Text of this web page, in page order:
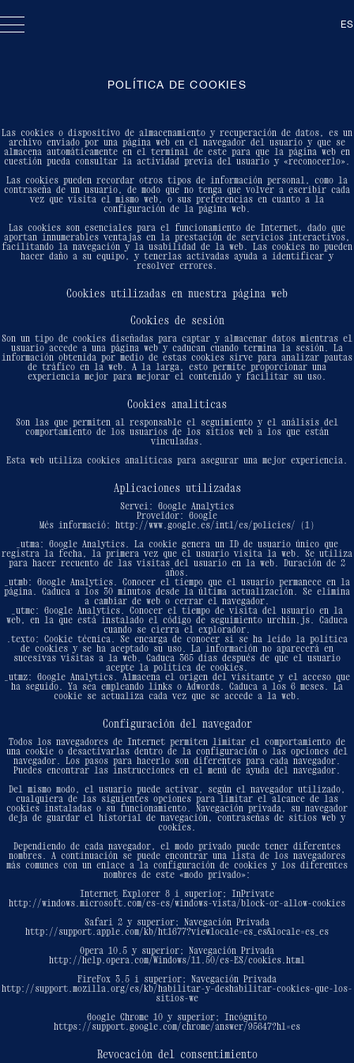
ES
POLÍTICA DE COOKIES
Las cookies o dispositivo de almacenamiento y recuperación de datos, es un
archivo enviado por una página web en el navegador del usuario y que se
almacena automáticamente en el terminal de este para que la página web en
cuestión pueda consultar la actividad previa del usuario y «reconocerlo».
Las cookies pueden recordar otros tipos de información personal, como la
contraseña de un usuario, de modo que no tenga que volver a escribir cada
vez que visita el mismo web, o sus preferencias en cuanto a la
configuración de la página web.
Las cookies son esenciales para el funcionamiento de Internet, dado que
aportan innumerables ventajas en la prestación de servicios interactivos,
facilitando la navegación y la usabilidad de la web. Las cookies no pueden
hacer daño a su equipo, y tenerlas activadas ayuda a identificar y
resolver errores.
Cookies utilizadas en nuestra página web
Cookies de sesión
Son un tipo de cookies diseñadas para captar y almacenar datos mientras el
usuario accede a una página web y caducan cuando termina la sesión. La
información obtenida por medio de estas cookies sirve para analizar pautas
de tráfico en la web. A la larga, esto permite proporcionar una
experiencia mejor para mejorar el contenido y facilitar su uso.
Cookies analíticas
Son las que permiten al responsable el seguimiento y el análisis del
comportamiento de los usuarios de los sitios web a los que están
vinculadas.
Esta web utiliza cookies analíticas para asegurar una mejor experiencia.
Aplicaciones utilizadas
Servei: Google Analytics
Proveïdor: Google
Més informació: http://www.google.es/intl/es/policies/ (1)
_utma: Google Analytics. La cookie genera un ID de usuario único que
registra la fecha, la primera vez que el usuario visita la web. Se utiliza
para hacer recuento de las visitas del usuario en la web. Duración de 2
años.
_utmb: Google Analytics. Conocer el tiempo que el usuario permanece en la
página. Caduca a los 30 minutos desde la última actualización. Se elimina
a cambiar de web o cerrar el navegador.
_utmc: Google Analytics. Conocer el tiempo de visita del usuario en la
web, en la que está instalado el código de seguimiento urchin.js. Caduca
cuando se cierra el explorador.
.texto: Cookie técnica. Se encarga de conocer si se ha leído la política
de cookies y se ha aceptado su uso. La información no aparecerá en
sucesivas visitas a la web. Caduca 365 días después de que el usuario
acepte la política de cookies.
_utmz: Google Analytics. Almacena el origen del visitante y el acceso que
ha seguido. Ya sea empleando links o Adwords. Caduca a los 6 meses. La
cookie se actualiza cada vez que se accede a la web.
Configuración del navegador
Todos los navegadores de Internet permiten limitar el comportamiento de
una cookie o desactivarlas dentro de la configuración o las opciones del
navegador. Los pasos para hacerlo son diferentes para cada navegador.
Puedes encontrar las instrucciones en el menú de ayuda del navegador.
Del mismo modo, el usuario puede activar, según el navegador utilizado,
cualquiera de las siguientes opciones para limitar el alcance de las
cookies instaladas o su funcionamiento. Navegación privada, su navegador
deja de guardar el historial de navegación, contraseñas de sitios web y
cookies.
Dependiendo de cada navegador, el modo privado puede tener diferentes
nombres. A continuación se puede encontrar una lista de los navegadores
más comunes con un enlace a la configuración de cookies y los diferentes
nombres de este «modo privado»:
Internet Explorer 8 i superior; InPrivate
http://windows.microsoft.com/es-es/windows-vista/block-or-allow-cookies
Safari 2 y superior; Navegación Privada
http://support.apple.com/kb/ht1677?viewlocale=es_es&locale=es_es
Opera 10.5 y superior; Navegación Privada
http://help.opera.com/Windows/11.50/es-ES/cookies.html
FireFox 3.5 i superior; Navegación Privada
http://support.mozilla.org/es/kb/habilitar-y-deshabilitar-cookies-que-los-
sitios-we
Google Chrome 10 y superior; Incógnito
https://support.google.com/chrome/answer/95647?hl=es
Revocación del consentimiento